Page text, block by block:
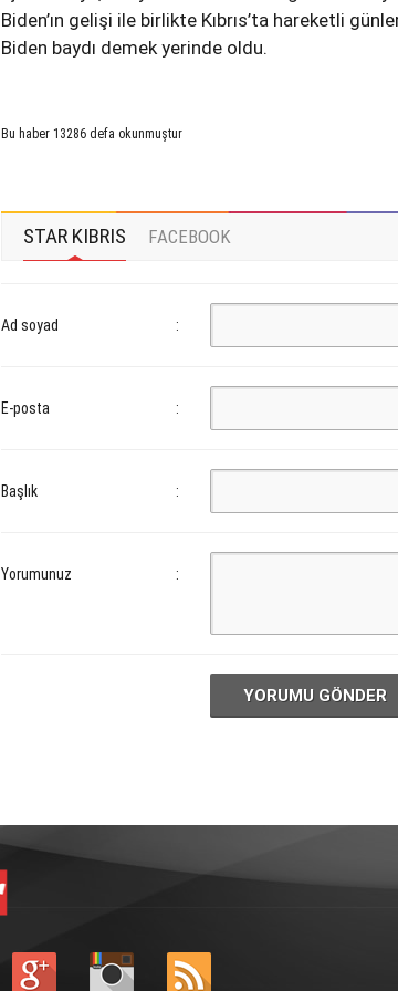
Biden’ın gelişi ile birlikte Kıbrıs’ta hareketli
Biden baydı demek yerinde oldu.
Bu haber 13286 defa okunmuştur
STAR KIBRIS FACEBOOK
Ad soyad :
E-posta :
Başlık :
Yorumunuz :
YORUMU GÖNDER